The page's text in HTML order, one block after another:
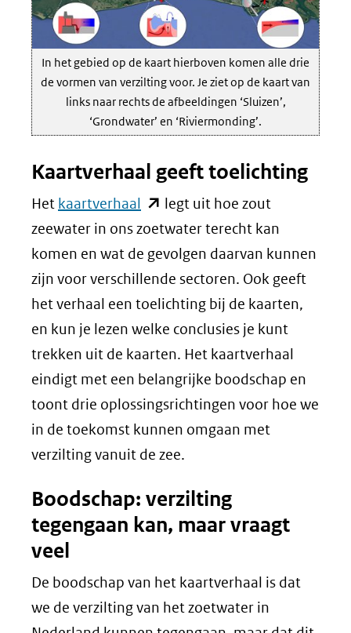
In het gebied op de kaart hierboven komen alle drie
de vormen van verzilting voor. Je ziet op de kaart van
links naar rechts de afbeeldingen ‘Sluizen’,
‘Grondwater’ en ‘Riviermonding’.
Kaartverhaal geeft toelichting
Het kaartverhaal (opent
in
nieuw
venster)
(verwijst
naar
een
andere
website)
legt uit hoe zout
zeewater in ons zoetwater terecht kan
komen en wat de gevolgen daarvan kunnen
zijn voor verschillende sectoren. Ook geeft
het verhaal een toelichting bij de kaarten,
en kun je lezen welke conclusies je kunt
trekken uit de kaarten. Het kaartverhaal
eindigt met een belangrijke boodschap en
toont drie oplossingsrichtingen voor hoe we
in de toekomst kunnen omgaan met
verzilting vanuit de zee.
Boodschap: verzilting
tegengaan kan, maar vraagt
veel
De boodschap van het kaartverhaal is dat
we de verzilting van het zoetwater in